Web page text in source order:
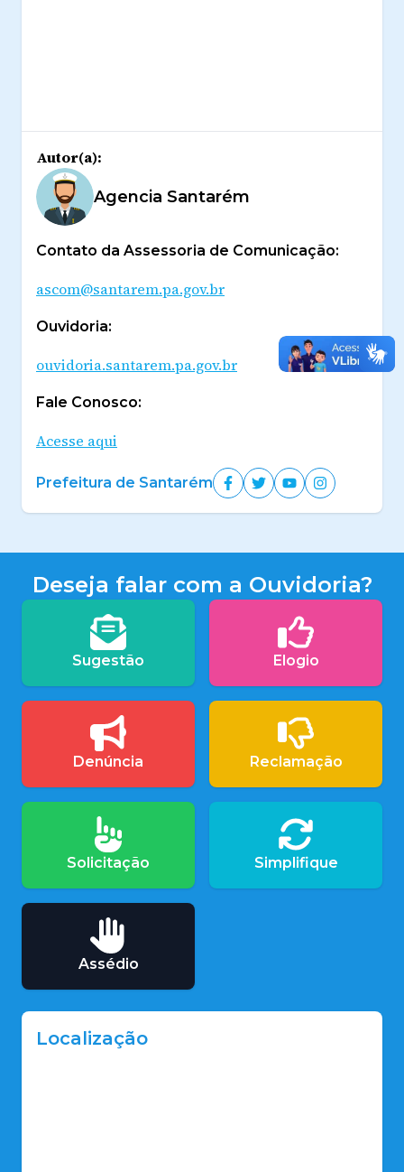
Autor(a):
Agencia Santarém
Contato da Assessoria de Comunicação:
ascom@santarem.pa.gov.br
Ouvidoria:
ouvidoria.santarem.pa.gov.br
Fale Conosco:
Acesse aqui
Prefeitura de Santarém
Deseja falar com a Ouvidoria?
Sugestão Elogio
Denúncia Reclamação
Solicitação Simplifique
Assédio
Localização